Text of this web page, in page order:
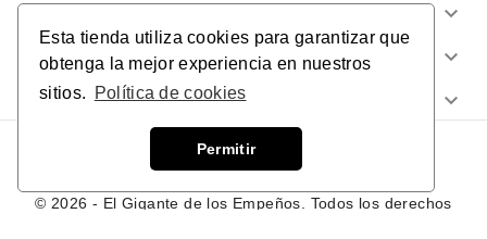
Esta tienda utiliza cookies para garantizar que
obtenga la mejor experiencia en nuestros
sitios.
Política de cookies
Permitir
Productos 
Nuestra Empresa 
¿Te Ayudamos? 
© 2026 - El Gigante de los Empeños. Todos los derechos